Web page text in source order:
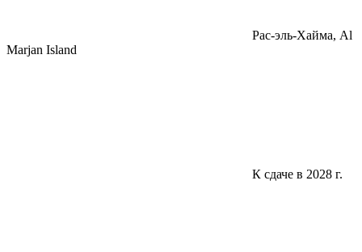
Pac-эль-Хайма, Al
Marjan Island
К сдаче в 2028 г.